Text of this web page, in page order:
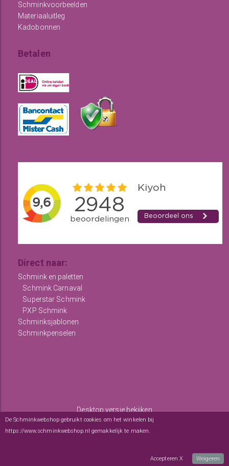
Schminkvoorbeelden
Materiaaluitleg
Kadobonnen
Betalen
Direct naar:
Schmink en paletten
Schmink Carnaval
Superstar Schmink
PXP Schmink
Schminksjablonen
Schminkpenselen
Desktop versie bekijken
De Schminkwebshop gebruikt cookies om het winkelen bij
https://www.schminkwebshop.nl gemakkelijk te maken.
Accepteren X Weigeren